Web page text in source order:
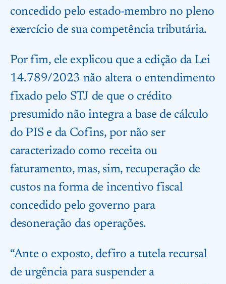
concedido pelo estado-membro no pleno
exercício de sua competência tributária.
Por fim, ele explicou que a edição da Lei
14.789/2023 não altera o entendimento
fixado pelo STJ de que o crédito
presumido não integra a base de cálculo
do PIS e da Cofins, por não ser
caracterizado como receita ou
faturamento, mas, sim, recuperação de
custos na forma de incentivo fiscal
concedido pelo governo para
desoneração das operações.
“Ante o exposto, defiro a tutela recursal
de urgência para suspender a